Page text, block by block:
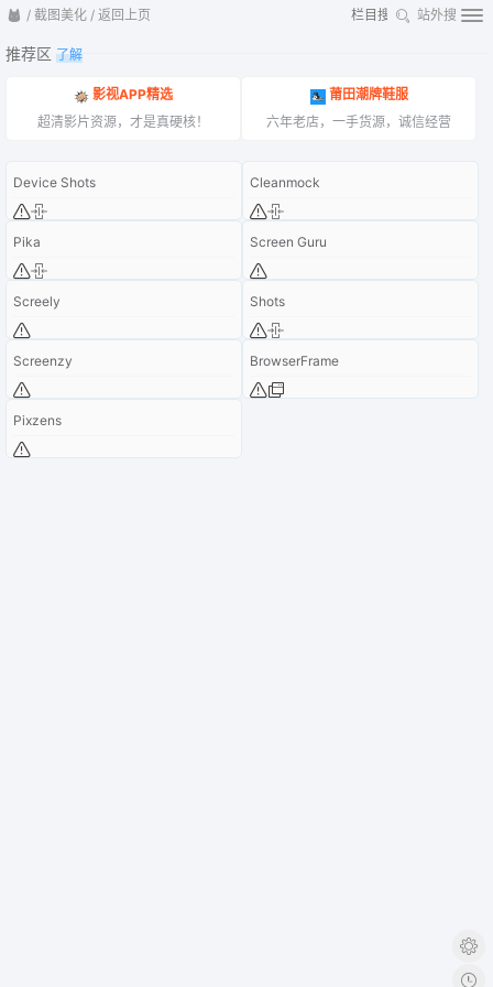
/ 截图美化 / 返回上页 站外搜
推荐区 了解
影视APP精选
超清影片资源，才是真硬核！
莆田潮牌鞋服
六年老店，一手货源，诚信经营
Device Shots Cleanmock
Pika Screen Guru
Screely Shots
Screenzy BrowserFrame
Pixzens